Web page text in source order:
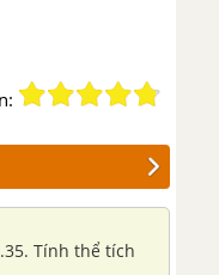
Tính thể tích